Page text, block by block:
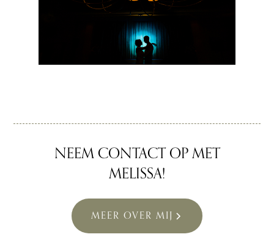
NEEM CONTACT OP MET
MELISSA!
MEER OVER MIJ